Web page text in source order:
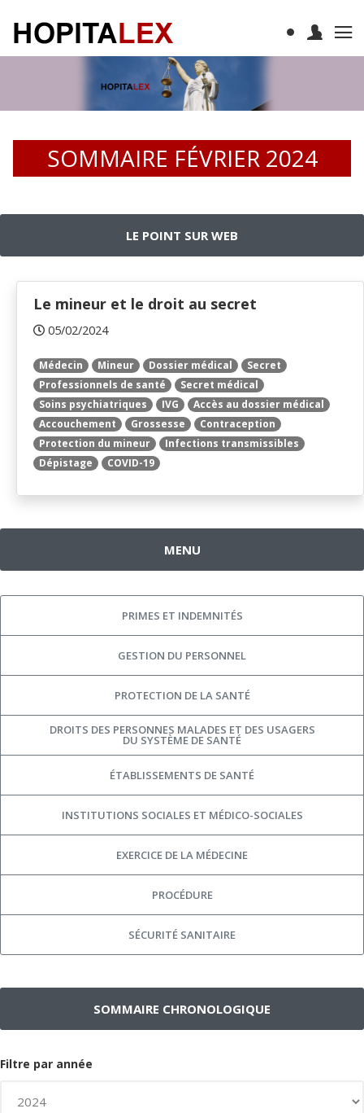
SOMMAIRE FÉVRIER 2024
LE POINT SUR WEB
Le mineur et le droit au secret
05/02/2024
Médecin Mineur Dossier médical
Secret
Professionnels de santé
Secret médical
Soins psychiatriques
IVG
Accès au dossier médical
Accouchement
Grossesse
Contraception
Protection du mineur
Infections transmissibles
Dépistage
COVID-19
MENU
PRIMES ET INDEMNITÉS
GESTION DU PERSONNEL
PROTECTION DE LA SANTÉ
DROITS DES PERSONNES MALADES ET DES USAGERS
DU SYSTÈME DE SANTÉ
ÉTABLISSEMENTS DE SANTÉ
INSTITUTIONS SOCIALES ET MÉDICO-SOCIALES
EXERCICE DE LA MÉDECINE
PROCÉDURE
SÉCURITÉ SANITAIRE
SOMMAIRE CHRONOLOGIQUE
Filtre par année